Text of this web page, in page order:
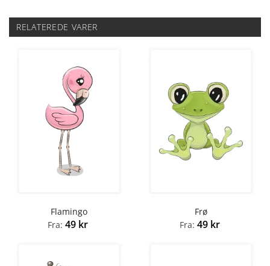
RELATEREDE VARER
Flamingo
Fra: 49 kr
Frø
Fra: 49 kr